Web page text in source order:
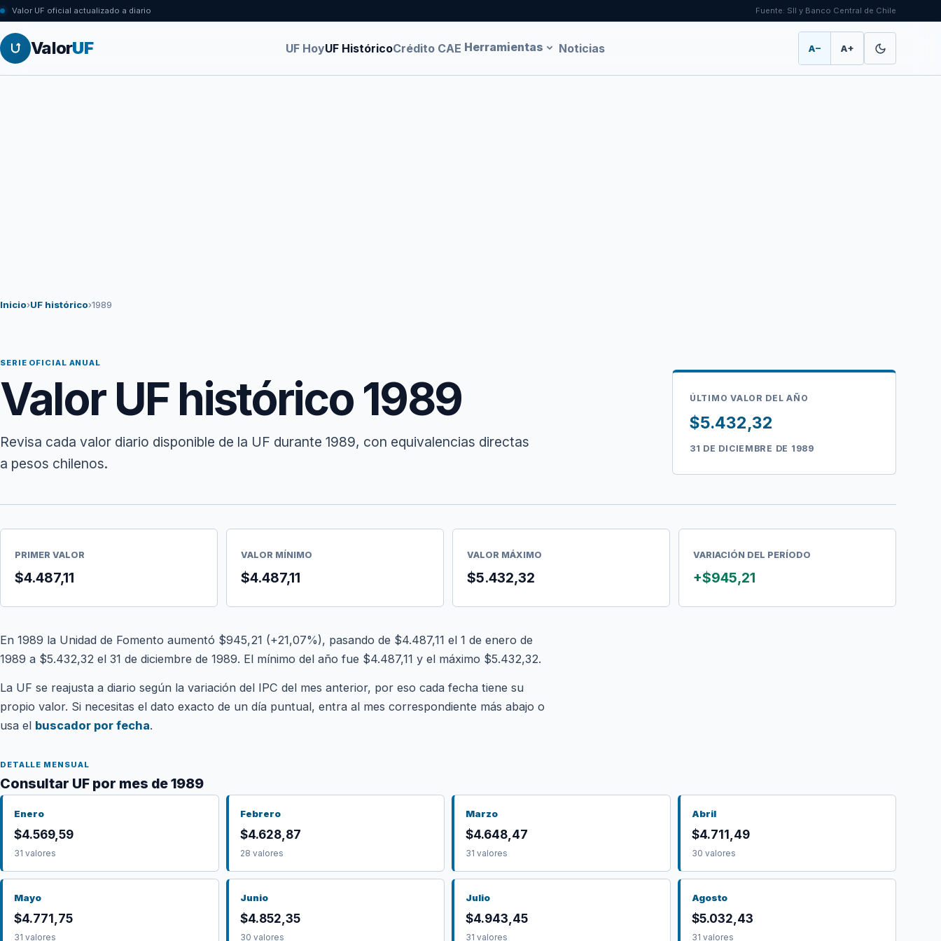
Valor UF oficial actualizado a diario Fuente: SII y Banco Central de Chile
ValorUF UF HoyUF HistóricoCrédito CAE Herramientas Noticias A− A+
Inicio›UF histórico›1989
SERIE OFICIAL ANUAL
Valor UF histórico 1989
Revisa cada valor diario disponible de la UF durante 1989, con equivalencias directas
a pesos chilenos.
ÚLTIMO VALOR DEL AÑO
$5.432,32
31 DE DICIEMBRE DE 1989
PRIMER VALOR
$4.487,11
VALOR MÍNIMO
$4.487,11
VALOR MÁXIMO
$5.432,32
VARIACIÓN DEL PERÍODO
+$945,21
En 1989 la Unidad de Fomento aumentó $945,21 (+21,07%), pasando de $4.487,11 el 1 de enero de
1989 a $5.432,32 el 31 de diciembre de 1989. El mínimo del año fue $4.487,11 y el máximo $5.432,32.
La UF se reajusta a diario según la variación del IPC del mes anterior, por eso cada fecha tiene su
propio valor. Si necesitas el dato exacto de un día puntual, entra al mes correspondiente más abajo o
usa el buscador por fecha.
DETALLE MENSUAL
Consultar UF por mes de 1989
Enero
$4.569,59
31 valores
Febrero
$4.628,87
28 valores
Marzo
$4.648,47
31 valores
Abril
$4.711,49
30 valores
Mayo
$4.771,75
31 valores
Junio
$4.852,35
30 valores
Julio
$4.943,45
31 valores
Agosto
$5.032,43
31 valores